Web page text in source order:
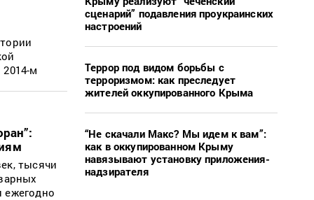
м
тысячи
ежегодно
сценарий” подавления проукраинских
настроений
Террор под видом борьбы с
терроризмом: как преследует
жителей оккупированного Крыма
“Не скачали Макс? Мы идем к вам”:
как в оккупированном Крыму
навязывают установку приложения-
надзирателя